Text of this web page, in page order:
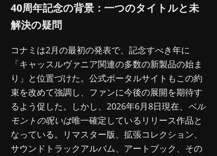
40周年記念の背景：一つのタイトルと未
解決の疑問
コナミは2月の最初の発表で、記念すべき年に
「キャッスルヴァニア関連の多数の新製品の始ま
り」と位置づけた。公式ポータルサイトもこの約
束を改めて強調し、ファンに今後の展開を期待す
るよう促した。しかし、2026年6月8日現在、 ベル
モントの呪いは唯一確定しているリリース作品と
なっている。リマスター版、拡張コレクション、
サウンドトラックアルバム、アートブック、その